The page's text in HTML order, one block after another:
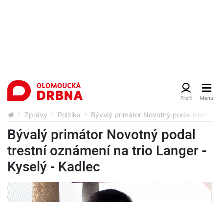
Zprávy Politika Bývalý primátor Novotný podal trestní
Bývalý primátor Novotný podal
trestní oznámení na trio Langer -
Kyselý - Kadlec